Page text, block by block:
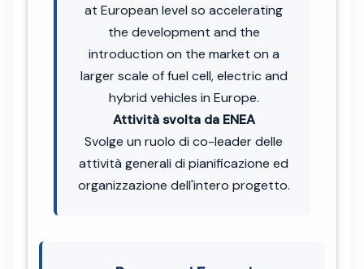
at European level so accelerating
the development and the
introduction on the market on a
larger scale of fuel cell, electric and
hybrid vehicles in Europe.
Attività svolta da ENEA
Svolge un ruolo di co-leader delle
attività generali di pianificazione ed
organizzazione dell'intero progetto.